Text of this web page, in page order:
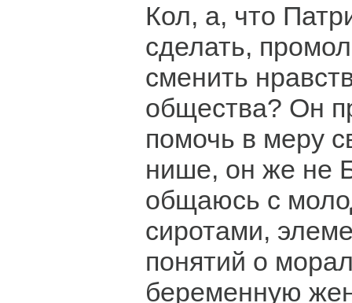
Кол, а, что
сделать,
сменить
общества? Он
помочь в меру
нише, он же не
общаюсь с
сиротами,
понятий о
беременную